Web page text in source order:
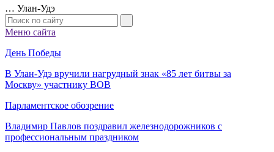
… Улан-Удэ
Меню сайта
День Победы
В Улан-Удэ вручили нагрудный знак «85 лет битвы за
Москву» участнику ВОВ
Парламентское обозрение
Владимир Павлов поздравил железнодорожников с
профессиональным праздником